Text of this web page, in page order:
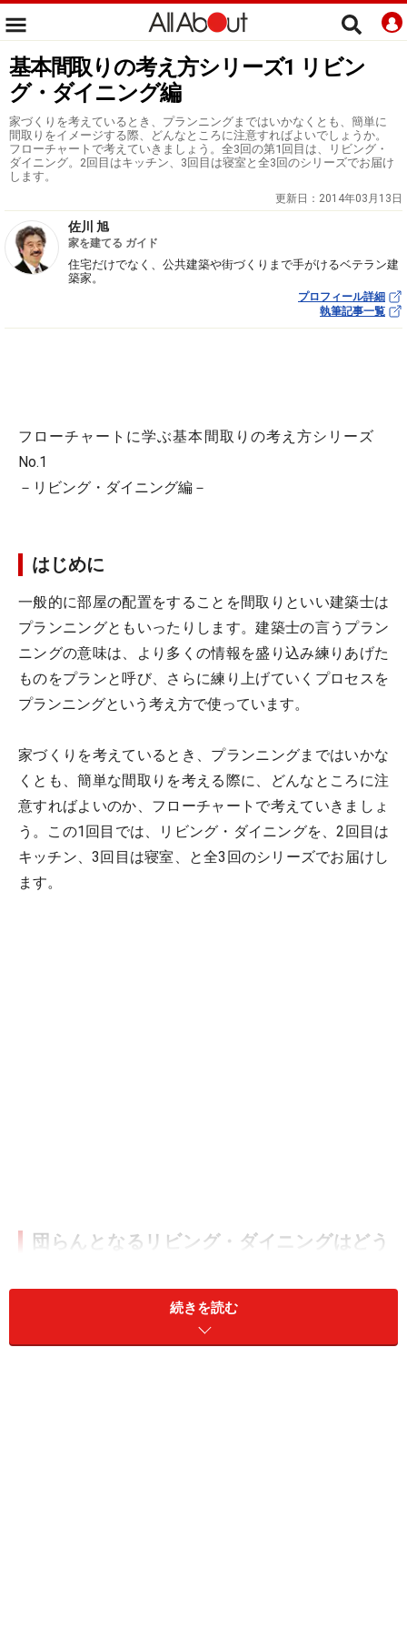
基本間取りの考え方シリーズ1 リビン
グ・ダイニング編
家づくりを考えているとき、プランニングまではいかなくとも、簡単に
間取りをイメージする際、どんなところに注意すればよいでしょうか。
フローチャートで考えていきましょう。全3回の第1回目は、リビング・
ダイニング。2回目はキッチン、3回目は寝室と全3回のシリーズでお届け
します。
更新日： 2014年03月13日
佐川 旭
家を建てる ガイド
住宅だけでなく、公共建築や街づくりまで手がけるベテラン建
築家。
プロフィール詳細
執筆記事一覧
フローチャートに学ぶ基本間取りの考え方シリーズ
No.1
－リビング・ダイニング編－
はじめに
一般的に部屋の配置をすることを間取りといい建築士は
プランニングともいったりします。建築士の言うプラン
ニングの意味は、より多くの情報を盛り込み練りあげた
ものをプランと呼び、さらに練り上げていくプロセスを
プランニングという考え方で使っています。
家づくりを考えているとき、プランニングまではいかな
くとも、簡単な間取りを考える際に、どんなところに注
意すればよいのか、フローチャートで考えていきましょ
う。この1回目では、リビング・ダイニングを、2回目は
キッチン、3回目は寝室、と全3回のシリーズでお届けし
ます。
団らんとなるリビング・ダイニングはどう
〇レイアウトで注意すること
・家族それぞれの動きや目線がさりげなく伝わる動線と
続きを読む